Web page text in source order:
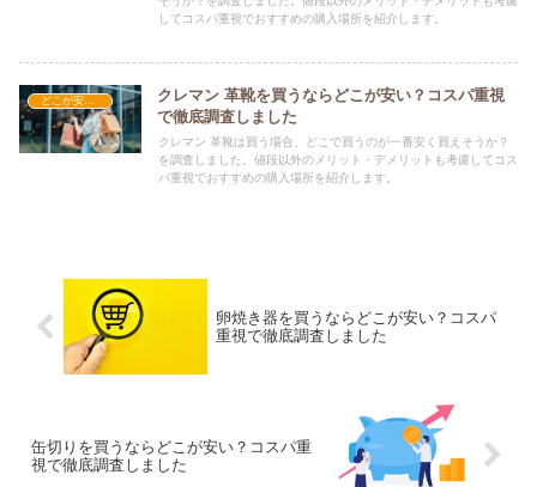
してコスパ重視でおすすめの購入場所を紹介します。
どこが安い？-ファッション・アパレル
クレマン 革靴を買うならどこが安い？コスパ重視
で徹底調査しました
クレマン 革靴は買う場合、どこで買うのが一番安く買えそうか？
を調査しました。値段以外のメリット・デメリットも考慮してコス
パ重視でおすすめの購入場所を紹介します。
卵焼き器を買うならどこが安い？コスパ
重視で徹底調査しました
缶切りを買うならどこが安い？コスパ重
視で徹底調査しました